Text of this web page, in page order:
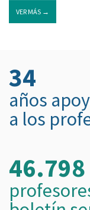
VER MÁS →
34
años
a los
46.798